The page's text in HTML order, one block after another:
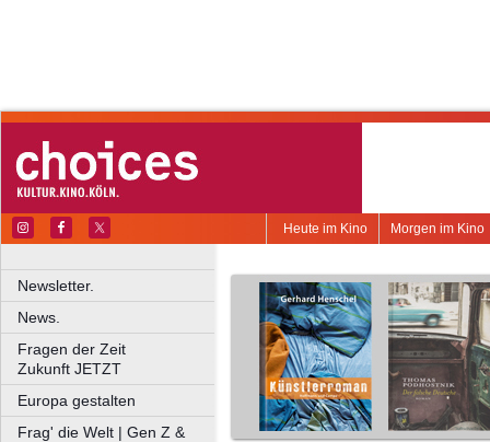
Morgen im Kino
Heute im Kino
Newsletter.
News.
Fragen der Zeit
Zukunft JETZT
Europa gestalten
Frag' die Welt | Gen Z &